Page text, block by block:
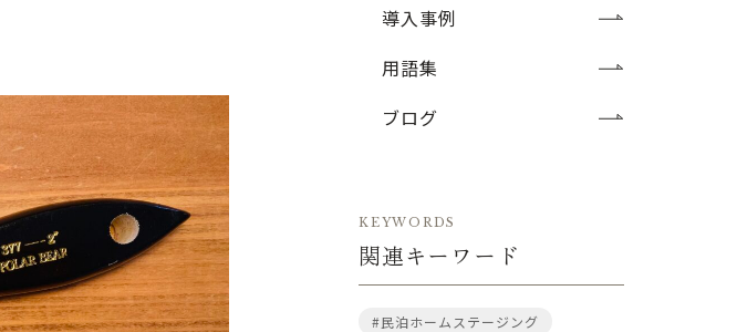
導入事例
用語集
ブログ
KEYWORDS
関連キーワード
#民泊ホームステージング